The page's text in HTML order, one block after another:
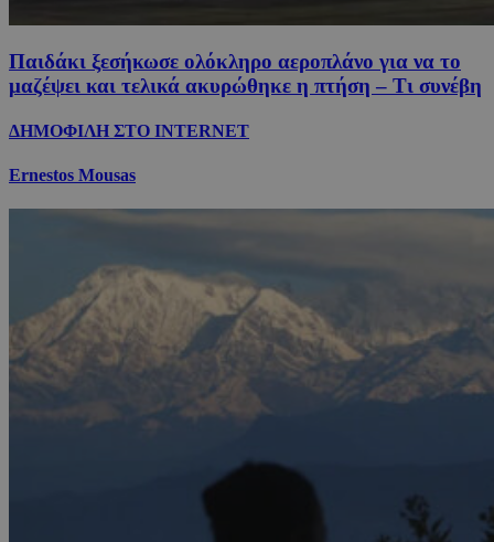
Παιδάκι ξεσήκωσε ολόκληρο αεροπλάνο για να το
μαζέψει και τελικά ακυρώθηκε η πτήση – Τι συνέβη
ΔΗΜΟΦΙΛΗ ΣΤΟ INTERNET
Ernestos Mousas